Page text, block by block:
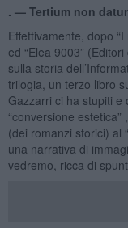
. — Tertium non datur
Effettivamente, dopo
ed “Elea 9003”
sulla storia
trilogia, un terzo libro
Gazzarri ci ha stupiti
“conversione
(dei romanzi storici) al
una narrativa di
vedremo, ricca di